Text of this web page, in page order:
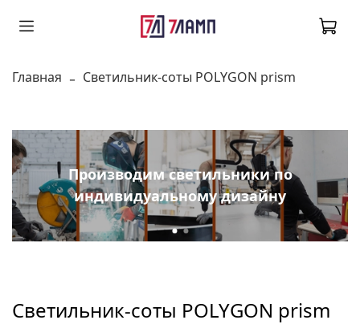
Главная Светильник-соты POLYGON prism
Производим светильники по
индивидуальному дизайну
Светильник-соты POLYGON prism